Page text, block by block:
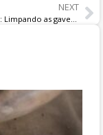
NEXT
DEVOCIONAL : Limpando as gavetas.